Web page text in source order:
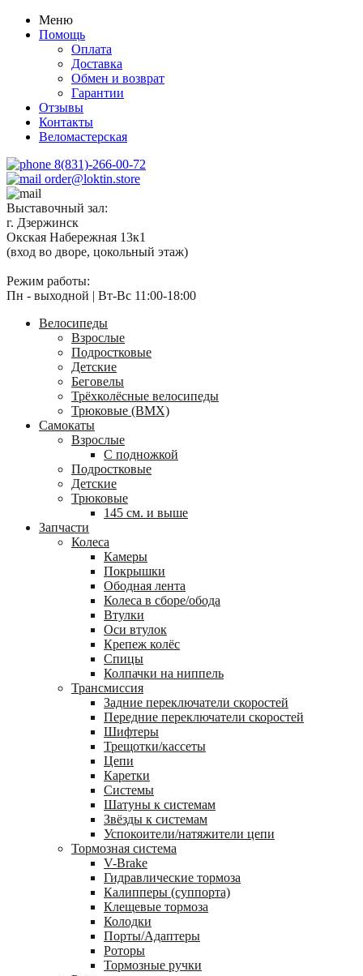
Меню
Помощь
Оплата
Доставка
Обмен и возврат
Гарантии
Отзывы
Контакты
Веломастерская
8(831)-266-00-72
order@loktin.store
Выставочный зал:
г. Дзержинск
Окская Набережная 13к1
(вход во дворе, цокольный этаж)
Режим работы:
Пн - выходной | Вт-Вс 11:00-18:00
Велосипеды
Взрослые
Подростковые
Детские
Беговелы
Трёхколёсные велосипеды
Трюковые (BMX)
Самокаты
Взрослые
С подножкой
Подростковые
Детские
Трюковые
145 см. и выше
Запчасти
Колеса
Камеры
Покрышки
Ободная лента
Колеса в сборе/обода
Втулки
Оси втулок
Крепеж колёс
Спицы
Колпачки на ниппель
Трансмиссия
Задние переключатели скоростей
Передние переключатели скоростей
Шифтеры
Трещотки/кассеты
Цепи
Каретки
Системы
Шатуны к системам
Звёзды к системам
Успокоители/натяжители цепи
Тормозная система
V-Brake
Гидравлические тормоза
Калипперы (суппорта)
Клещевые тормоза
Колодки
Порты/Адаптеры
Роторы
Тормозные ручки